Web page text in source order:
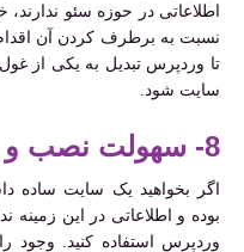
اطلاعاتی در حوزه سئو
نسبت به برطرف کردن آن
تا وردپرس تبدیل به یکی از
سایت شود.
8- سهولت نصب و راه‌اندازی
اگر بخواهید یک سایت ساده
بوده و اطلاعاتی در این زمینه
وردپرس استفاده کنید. وجود